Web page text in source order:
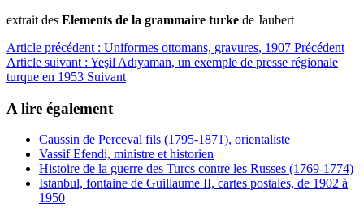
extrait des Elements de la grammaire turke de Jaubert
Article précédent : Uniformes ottomans, gravures, 1907 Précédent
Article suivant : Yeşil Adıyaman, un exemple de presse régionale
turque en 1953 Suivant
A lire également
Caussin de Perceval fils (1795-1871), orientaliste
Vassif Efendi, ministre et historien
Histoire de la guerre des Turcs contre les Russes (1769-1774)
Istanbul, fontaine de Guillaume II, cartes postales, de 1902 à
1950